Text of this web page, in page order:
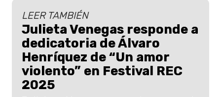
LEER TAMBIÉN
Julieta Venegas responde a
dedicatoria de Álvaro
Henríquez de “Un amor
violento” en Festival REC
2025